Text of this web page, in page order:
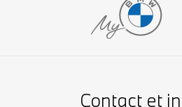
Contact et